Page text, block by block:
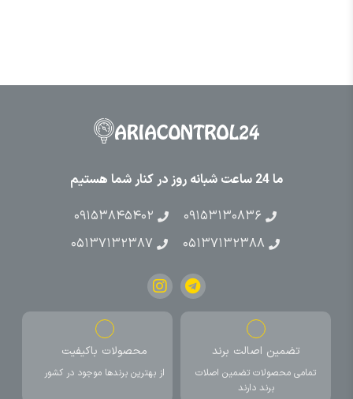
ما 24 ساعت شبانه روز در کنار شما هستیم
۰۹۱۵۳۱۳۰۸۳۶
۰۹۱۵۳۸۴۵۴۰۲
۰۵۱۳۷۱۳۲۳۸۸
۰۵۱۳۷۱۳۲۳۸۷
تضمین اصالت برند
تمامی محصولات تضمین اصلات
برند دارند
محصولات باکیفیت
از بهترین برندها موجود در کشور